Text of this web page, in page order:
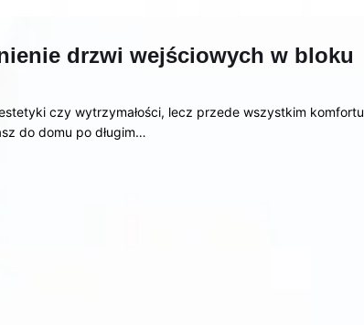
drzwi wejściowych w bloku
czy wytrzymałości, lecz przede wszystkim komfortu
do domu po długim…